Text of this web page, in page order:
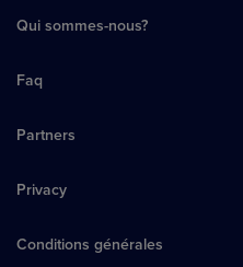
Qui sommes-nous?
Faq
Partners
Privacy
Conditions générales